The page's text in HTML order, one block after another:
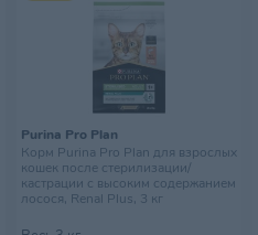
Purina Pro Plan
Корм Purina Pro Plan для взрослых
кошек после стерилизации/
кастрации с высоким содержанием
лосося, Renal Plus, 3 кг